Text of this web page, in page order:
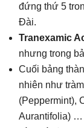
đứng thứ 5
Đài.
Tranexamic
nhưng trong
Cuối bảng
nhiên như
(Peppermint),
Aurantifolia) …